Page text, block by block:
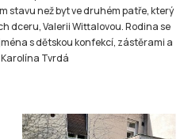
stavu než byt ve druhém patře, který
dceru, Valerii Wittalovou. Rodina se
s dětskou konfekcí, zástěrami a
Karolína Tvrdá